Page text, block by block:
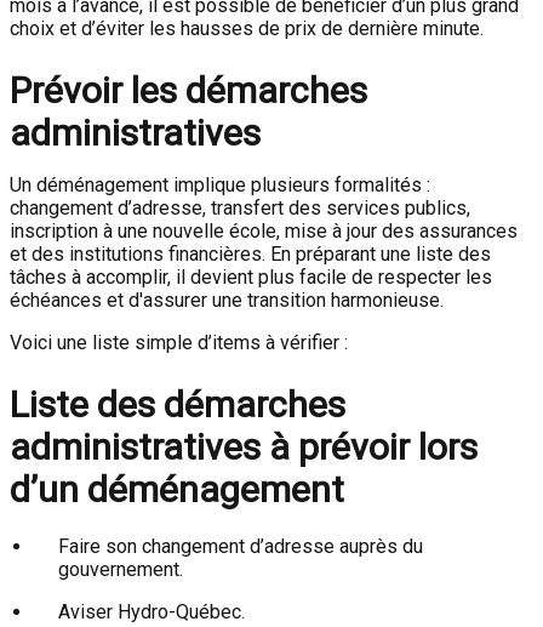
mois à l’avance, il est possible de bénéficier d’un plus grand
choix et d’éviter les hausses de prix de dernière minute.
Prévoir les démarches
administratives
Un déménagement implique plusieurs formalités :
changement d’adresse, transfert des services publics,
inscription à une nouvelle école, mise à jour des assurances
et des institutions financières. En préparant une liste des
tâches à accomplir, il devient plus facile de respecter les
échéances et d'assurer une transition harmonieuse.
Voici une liste simple d’items à vérifier :
Liste des démarches
administratives à prévoir lors
d’un déménagement
Faire son changement d’adresse auprès du
gouvernement.
Aviser Hydro-Québec.